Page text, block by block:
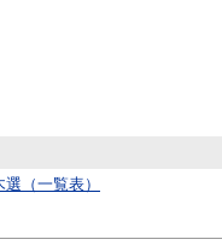
（一覧表）